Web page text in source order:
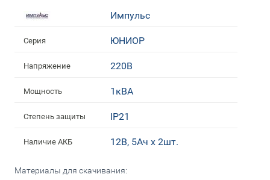
Импульс
Серия ЮНИОР
Напряжение 220В
Мощность 1кВА
Степень защиты IP21
Наличие АКБ 12В, 5Ач х 2шт.
Материалы для скачивания: